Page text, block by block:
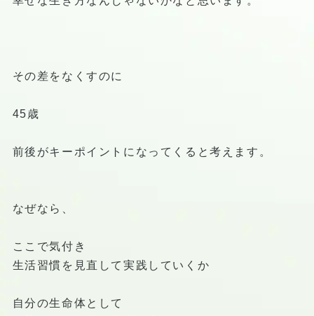
その差をなくすのに
45歳
前後がキーポイントになってくると考えます。
なぜなら、
ここで気付き
生活習慣を見直して実践していくか
自分の生命体として